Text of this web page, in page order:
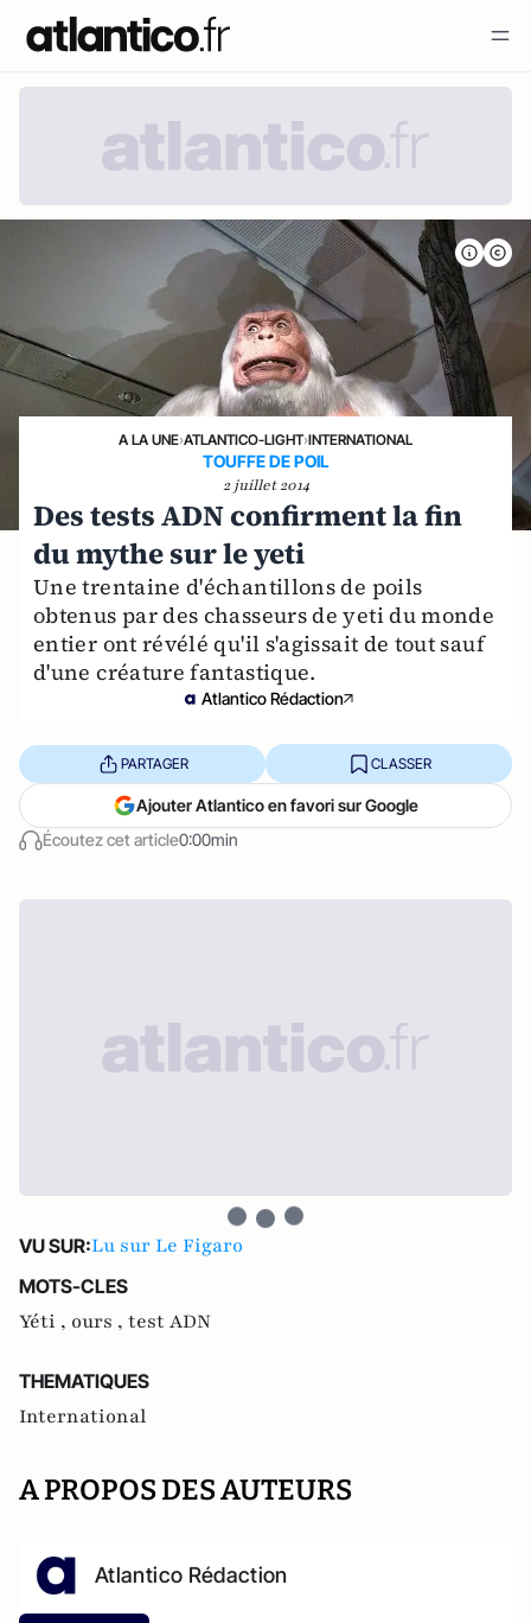
A LA UNE›ATLANTICO-LIGHT›INTERNATIONAL
TOUFFE DE POIL
2 juillet 2014
Des tests ADN confirment la fin
du mythe sur le yeti
Une trentaine d'échantillons de poils
obtenus par des chasseurs de yeti du monde
entier ont révélé qu'il s'agissait de tout sauf
d'une créature fantastique.
Atlantico Rédaction
Écoutez cet article0:00min
PARTAGER CLASSER
Ajouter Atlantico en favori sur Google
VU SUR:Lu sur Le Figaro
MOTS-CLES
Yéti , ours , test ADN
THEMATIQUES
International
A PROPOS DES AUTEURS
Atlantico Rédaction